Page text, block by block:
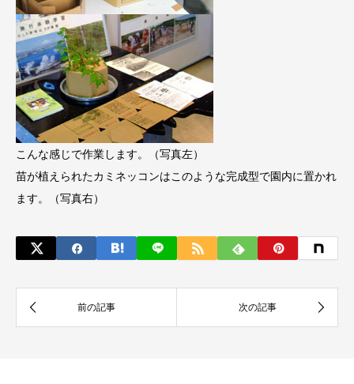
こんな感じで作業します。（写真左）
苗が植えられたカミネッコンはこのような完成型で園内に置かれ
ます。（写真右）